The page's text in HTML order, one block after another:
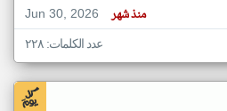
Jun 30, 2026
منذ شهر
عدد الكلمات: ٢٢٨